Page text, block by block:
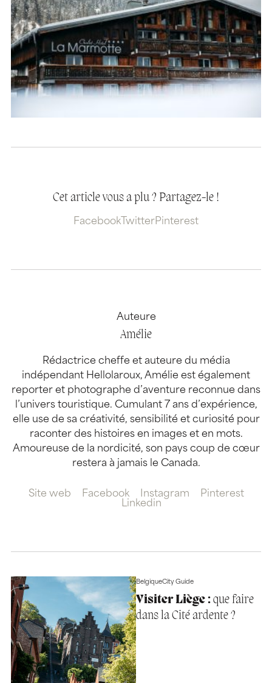
Cet article vous a plu ? Partagez-le !
Facebook TwitterPinterest
Auteure
Amélie
Rédactrice cheffe et auteure du média
indépendant Hellolaroux, Amélie est également
reporter et photographe d’aventure reconnue dans
l’univers touristique. Cumulant 7 ans d’expérience,
elle use de sa créativité, sensibilité et curiosité pour
raconter des histoires en images et en mots.
Amoureuse de la nordicité, son pays coup de cœur
restera à jamais le Canada.
Site web Facebook Instagram
Pinterest
Linkedin
BelgiqueCity Guide
Visiter Liège :que faire
dans la Cité ardente ?